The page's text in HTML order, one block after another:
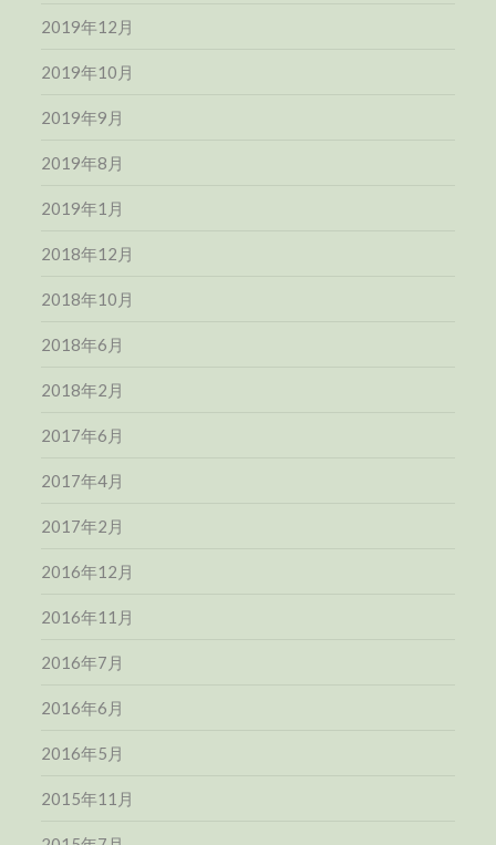
2019年12月
2019年10月
2019年9月
2019年8月
2019年1月
2018年12月
2018年10月
2018年6月
2018年2月
2017年6月
2017年4月
2017年2月
2016年12月
2016年11月
2016年7月
2016年6月
2016年5月
2015年11月